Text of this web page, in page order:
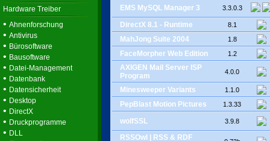
Hardware Treiber
• Ahnenforschung
• Antivirus
• Bürosoftware
• Bausoftware
• Datei-Management
• Datenbank
• Datensicherheit
• Desktop
• DirectX
• Druckprogramme
• DLL
EMS MySQL Manager 3 3.3.0.3
DirectX 8.1 - Runtime 8.1
MahJong Suite 2004 1.8
FaceMorpher Web Edition 1.2
AXIGEN Mail Server ISP
Program
4.0.0
Minesweeper Variants 1.1.0
PepBlast Motion Pictures 1.3.33
wolfSSL 3.9.8
RSSOwl | RSS & RDF